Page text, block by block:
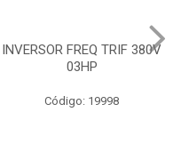
BOTOEIRA ELETRONICA
SOFT SWITCH
Código: 2453